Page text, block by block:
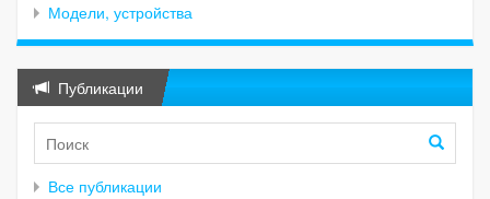
Модели, устройства
Публикации
Все публикации